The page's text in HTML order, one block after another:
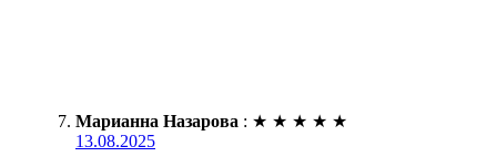
Марианна Назарова : ★ ★ ★ ★ ★
13.08.2025